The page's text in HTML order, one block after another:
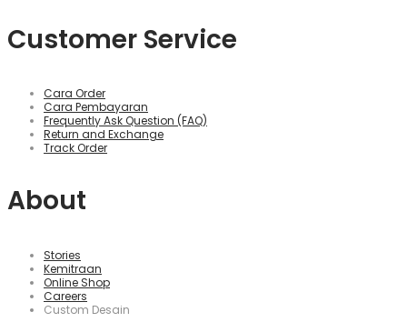
Customer Service
Cara Order
Cara Pembayaran
Frequently Ask Question (FAQ)
Return and Exchange
Track Order
About
Stories
Kemitraan
Online Shop
Careers
Custom Desain